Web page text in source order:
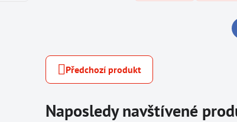
Předchozí produkt
Naposledy navštívené